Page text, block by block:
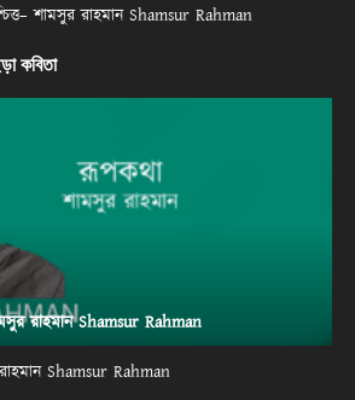
শামসুর রাহমান Shamsur Rahman
কবিতা
রাহমান Shamsur Rahman
Shamsur Rahman